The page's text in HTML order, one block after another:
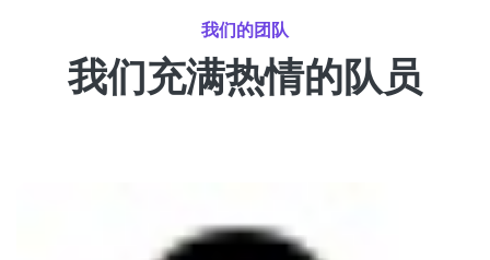
我们的团队
我们充满热情的队员